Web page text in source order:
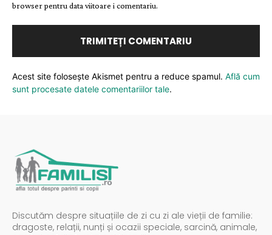
browser pentru data viitoare i comentariu.
Acest site folosește Akismet pentru a reduce spamul. Află cum
sunt procesate datele comentariilor tale.
Discutăm despre situațiile de zi cu zi ale vieții de familie:
dragoste, relații, nunți și ocazii speciale, sarcină, animale,